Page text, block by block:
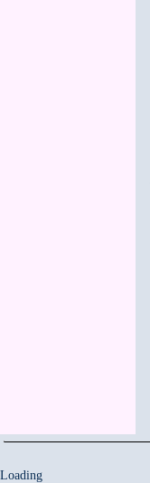
Loading